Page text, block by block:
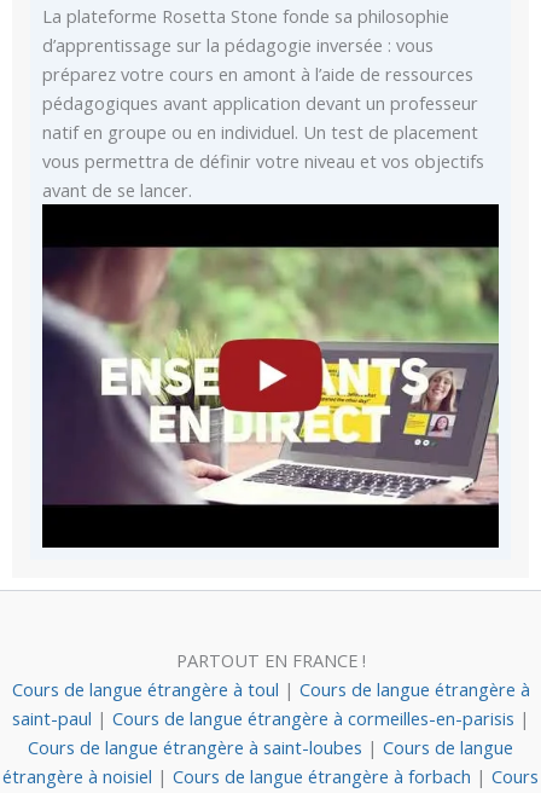
La plateforme Rosetta Stone fonde sa philosophie
d’apprentissage sur la pédagogie inversée : vous
préparez votre cours en amont à l’aide de ressources
pédagogiques avant application devant un professeur
natif en groupe ou en individuel. Un test de placement
vous permettra de définir votre niveau et vos objectifs
avant de se lancer.
PARTOUT EN FRANCE !
Cours de langue étrangère à toul | Cours de langue étrangère à
saint-paul | Cours de langue étrangère à cormeilles-en-parisis |
Cours de langue étrangère à saint-loubes | Cours de langue
étrangère à noisiel | Cours de langue étrangère à forbach | Cours